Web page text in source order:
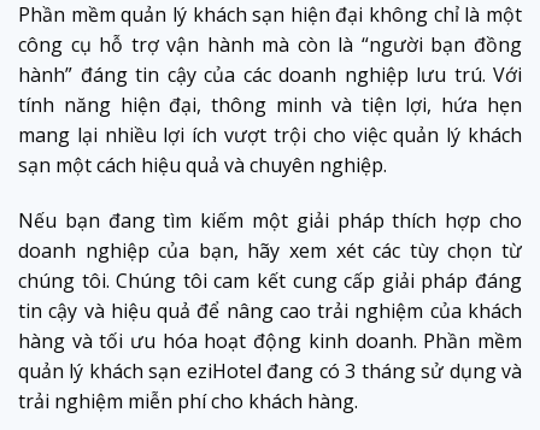
Phần mềm quản lý khách sạn hiện đại không chỉ là một
công cụ hỗ trợ vận hành mà còn là “người bạn đồng
hành” đáng tin cậy của các doanh nghiệp lưu trú. Với
tính năng hiện đại, thông minh và tiện lợi, hứa hẹn
mang lại nhiều lợi ích vượt trội cho việc quản lý khách
sạn một cách hiệu quả và chuyên nghiệp.
Nếu bạn đang tìm kiếm một giải pháp thích hợp cho
doanh nghiệp của bạn, hãy xem xét các tùy chọn từ
chúng tôi. Chúng tôi cam kết cung cấp giải pháp đáng
tin cậy và hiệu quả để nâng cao trải nghiệm của khách
hàng và tối ưu hóa hoạt động kinh doanh. Phần mềm
quản lý khách sạn eziHotel đang có 3 tháng sử dụng và
trải nghiệm miễn phí cho khách hàng.